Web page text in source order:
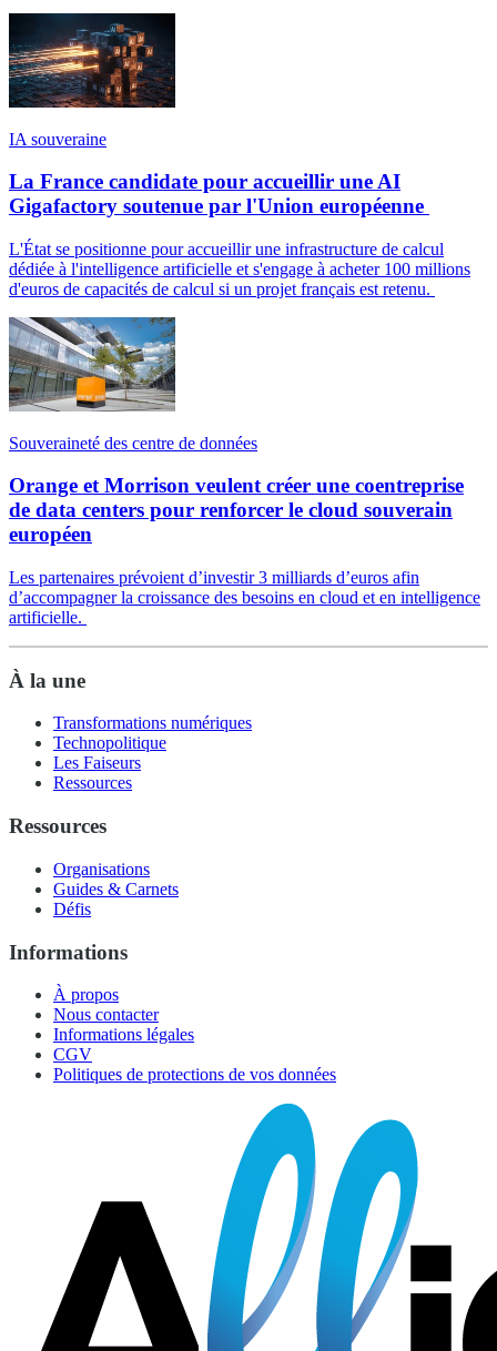
IA souveraine
La France candidate pour accueillir une AI
Gigafactory soutenue par l'Union européenne
L'État se positionne pour accueillir une infrastructure de calcul
dédiée à l'intelligence artificielle et s'engage à acheter 100 millions
d'euros de capacités de calcul si un projet français est retenu.
Souveraineté des centre de données
Orange et Morrison veulent créer une coentreprise
de data centers pour renforcer le cloud souverain
européen
Les partenaires prévoient d’investir 3 milliards d’euros afin
d’accompagner la croissance des besoins en cloud et en intelligence
artificielle.
À la une
Transformations numériques
Technopolitique
Les Faiseurs
Ressources
Ressources
Organisations
Guides & Carnets
Défis
Informations
À propos
Nous contacter
Informations légales
CGV
Politiques de protections de vos données